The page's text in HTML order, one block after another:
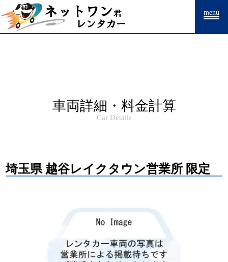
Warning: Undefined array key "HTTP_ACCEPT_LANGUAGE" in
/home/drpnw/netwankun.com/public_html/include/access_log.phpon
line15
menu
車両詳細・料金計算
Car Details
埼玉県 越谷レイクタウン営業所 限定